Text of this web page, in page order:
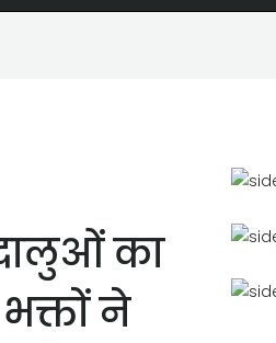
का
ने